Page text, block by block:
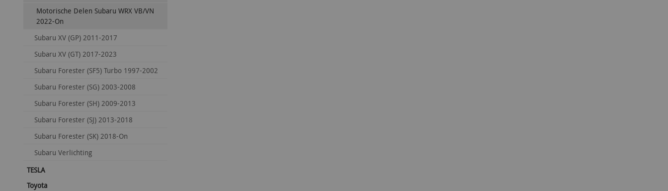
Motorische Delen Subaru WRX VB/VN
2022-On
Subaru XV (GP) 2011-2017
Subaru XV (GT) 2017-2023
Subaru Forester (SF5) Turbo 1997-2002
Subaru Forester (SG) 2003-2008
Subaru Forester (SH) 2009-2013
Subaru Forester (SJ) 2013-2018
Subaru Forester (SK) 2018-On
Subaru Verlichting
TESLA
Toyota